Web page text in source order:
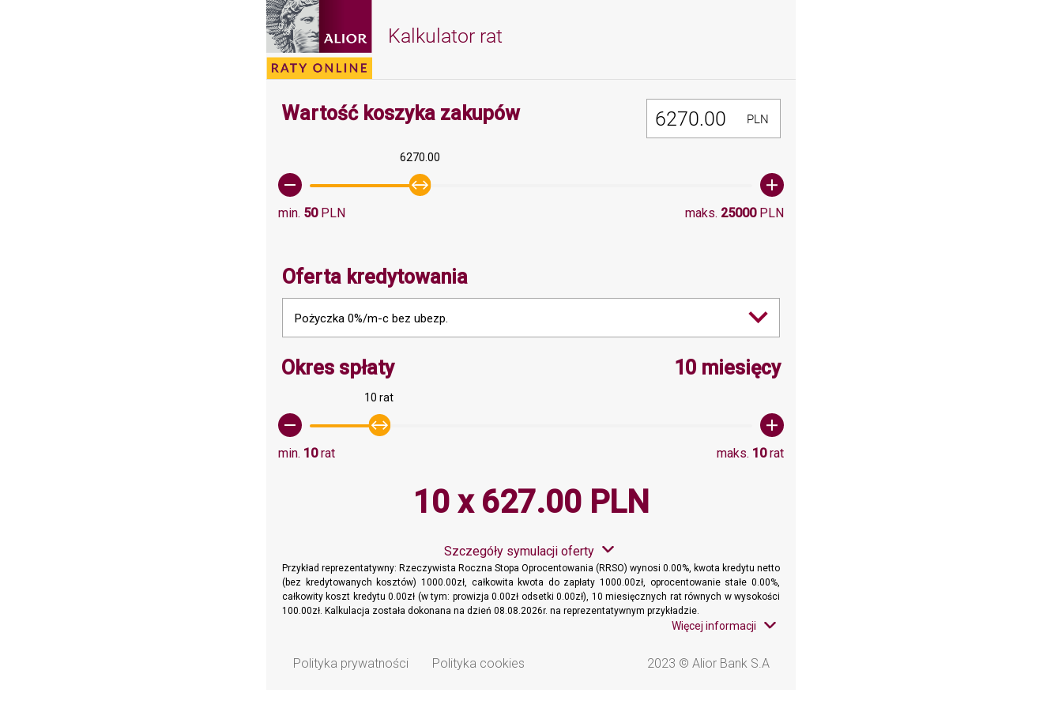
Kalkulator rat
Wartość koszyka zakupówMinimalna wartość 50, Maksymalna wartośc: 25000
PLN
6270.00
min. 50PLN maks. 25000PLN
Oferta kredytowania
Pożyczka 0%/m-c bez ubezp.
Okres spłatyMinimalna wartość 10, Maksymalna wartośc: 10
10 miesięcy
10 rat
min. 10rat maks. 10rat
10 x 627.00 PLN
Szczegóły symulacji oferty
Przykład reprezentatywny: Rzeczywista Roczna Stopa Oprocentowania (RRSO) wynosi 0.00%, kwota kredytu netto
(bez kredytowanych kosztów) 1000.00zł, całkowita kwota do zapłaty 1000.00zł, oprocentowanie stałe 0.00%,
całkowity koszt kredytu 0.00zł (w tym: prowizja 0.00zł odsetki 0.00zł), 10 miesięcznych rat równych w wysokości
100.00zł. Kalkulacja została dokonana na dzień 08.08.2026r. na reprezentatywnym przykładzie.
Więcej informacji
Polityka prywatności Polityka cookies 2023 © Alior Bank S.A